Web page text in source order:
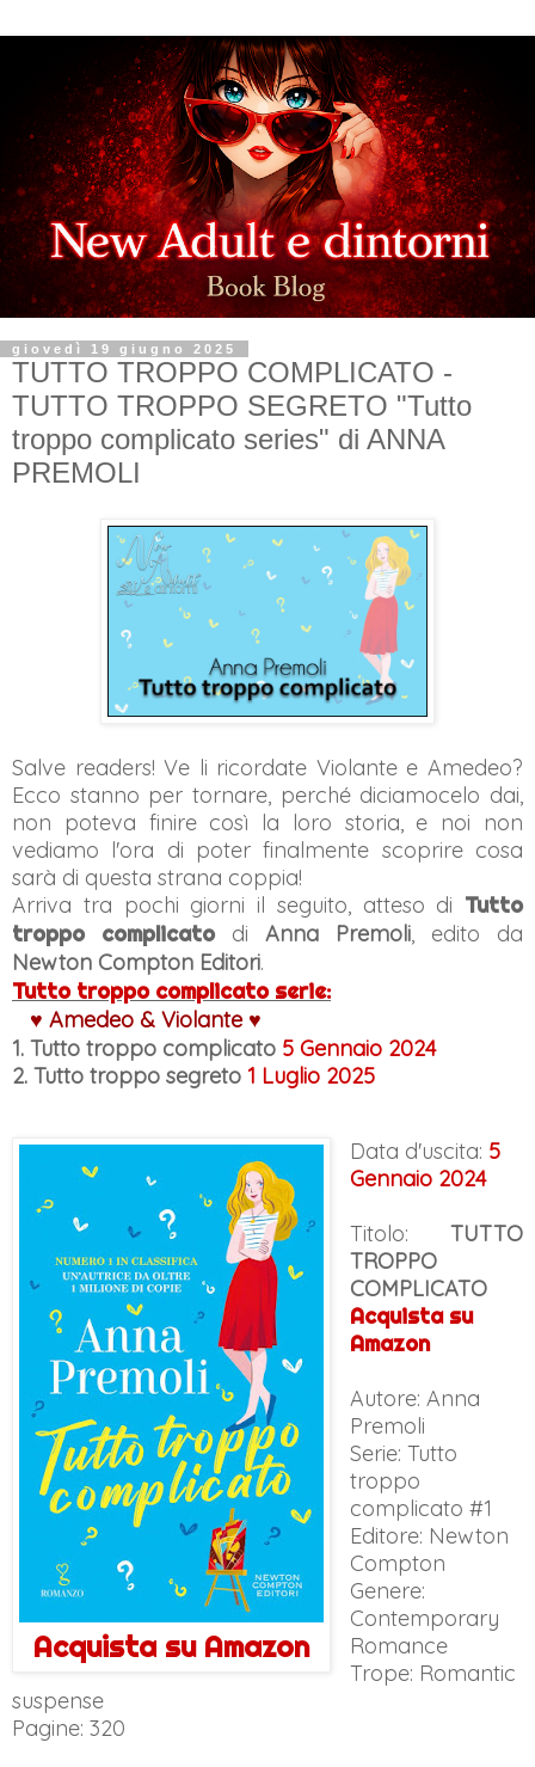
giovedì 19 giugno 2025
TUTTO TROPPO COMPLICATO -
TUTTO TROPPO SEGRETO "Tutto
troppo complicato series" di ANNA
PREMOLI
Salve readers! Ve li ricordate Violante e Amedeo?
Ecco stanno per tornare, perché diciamocelo dai,
non poteva finire così la loro storia, e noi non
vediamo l'ora di poter finalmente scoprire cosa
sarà di questa strana coppia!
Arriva tra pochi giorni il seguito, atteso di Tutto
troppo complicato di Anna Premoli, edito da
Newton Compton Editori.
Tutto troppo complicato serie:
♥ Amedeo & Violante ♥
1. Tutto troppo complicato 5 Gennaio 2024
2. Tutto troppo segreto 1 Luglio 2025
Acquista su Amazon
Data d'uscita: 5
Gennaio 2024
Titolo: TUTTO
TROPPO
COMPLICATO
Acquista su
Amazon
Autore: Anna
Premoli
Serie: Tutto
troppo
complicato #1
Editore: Newton
Compton
Genere:
Contemporary
Romance
Trope: Romantic
suspense
Pagine: 320